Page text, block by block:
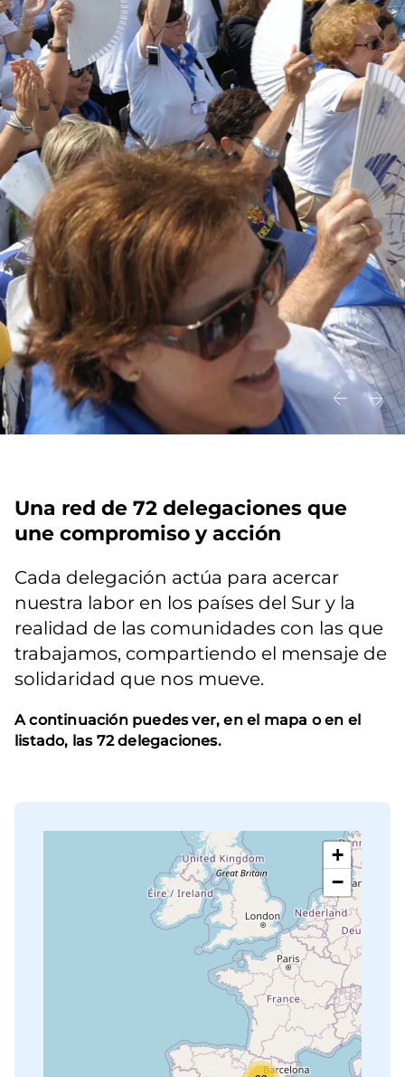
Una red de 72 delegaciones que
une compromiso y acción
Cada delegación actúa para acercar
nuestra labor en los países del Sur y la
realidad de las comunidades con las que
trabajamos, compartiendo el mensaje de
solidaridad que nos mueve.
A continuación puedes ver, en el mapa o en el
listado, las 72 delegaciones.
+
−